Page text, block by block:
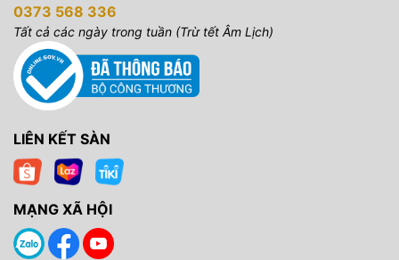
0373 568 336
Tất cả các ngày trong tuần (Trừ tết Âm Lịch)
LIÊN KẾT SÀN
MẠNG XÃ HỘI